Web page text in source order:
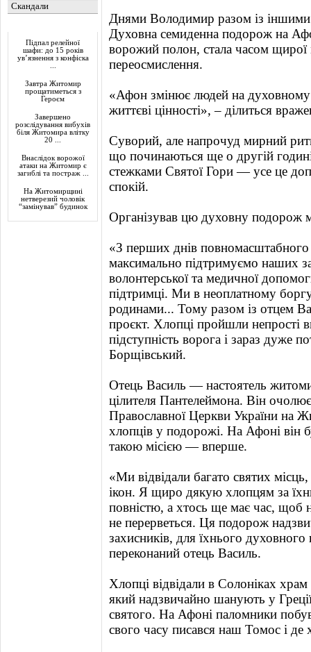
Скандали
Підпал релейної
шафи: до 15 років
ув’язнення з конфіска
Завтра Житомир
прощатиметься з
Героєм
Завершено
розслідування вибухів
біля Житомира влітку
20 ...
Внаслідок ворожої
атаки на Житомир є
загиблі та постраж ...
На Житомирщині
нетверезий чоловік
“замінував” будинок
Днями Володимир разом із іншими
Духовна семиденна подорож на
ворожий полон, стала часом щирої
переосмислення.
«Афон змінює людей на
життєві цінності», – ділиться
Суворий, але напрочуд мирний
що починаються ще о другій
стежками Святої Гори — усе це
спокій.
Організував цю духовну подорож
«З перших днів
максимально підтримуємо наших
волонтерської та медичної
підтримці. Ми в неоплатному
родинами... Тому разом із отцем
проєкт. Хлопці пройшли непрості
підступність ворога і зараз
Борщівський.
Отець Василь — настоятель
цілителя Пантелеймона. Він
Православної Церкви України на
хлопців у подорожі. На Афоні він
такою місією — вперше.
«Ми відвідали багато святих
ікон. Я щиро дякую хлопцям за
повністю, а хтось ще має час, щоб
не перерветься. Ця подорож
захисників, для їхнього
переконаний отець Василь.
Хлопці відвідали в Солоніках
який надзвичайно шанують у
святого. На Афоні паломники
свого часу писався наш Томос і